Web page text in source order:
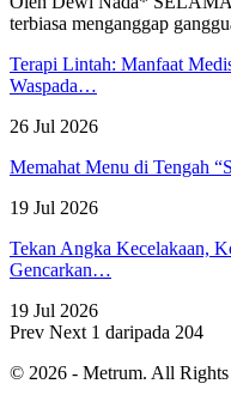
terbiasa menganggap
Terapi Lintah: Manfaat
Waspada…
26 Jul 2026
Memahat Menu di Tengah
19 Jul 2026
Tekan Angka Kecelakaan,
Gencarkan…
19 Jul 2026
Prev Next 1 daripada 204
© 2026 - Metrum. All Rights